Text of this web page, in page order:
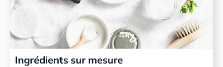
Ingrédients sur mesure